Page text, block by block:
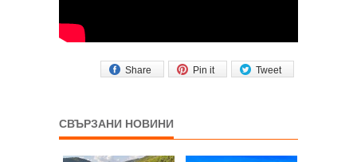
Tweet
Pin it
Share
СВЪРЗАНИ НОВИНИ